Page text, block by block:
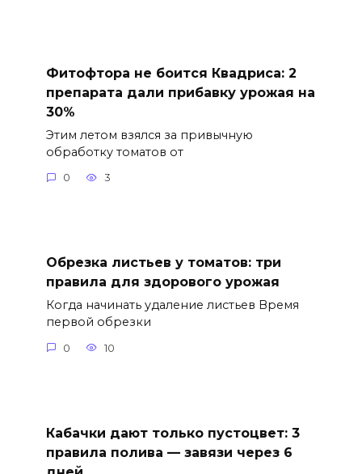
Фитофтора не боится Квадриса: 2
препарата дали прибавку урожая на
30%
Этим летом взялся за привычную
обработку томатов от
0 3
Обрезка листьев у томатов: три
правила для здорового урожая
Когда начинать удаление листьев Время
первой обрезки
0 10
Кабачки дают только пустоцвет: 3
правила полива — завязи через 6